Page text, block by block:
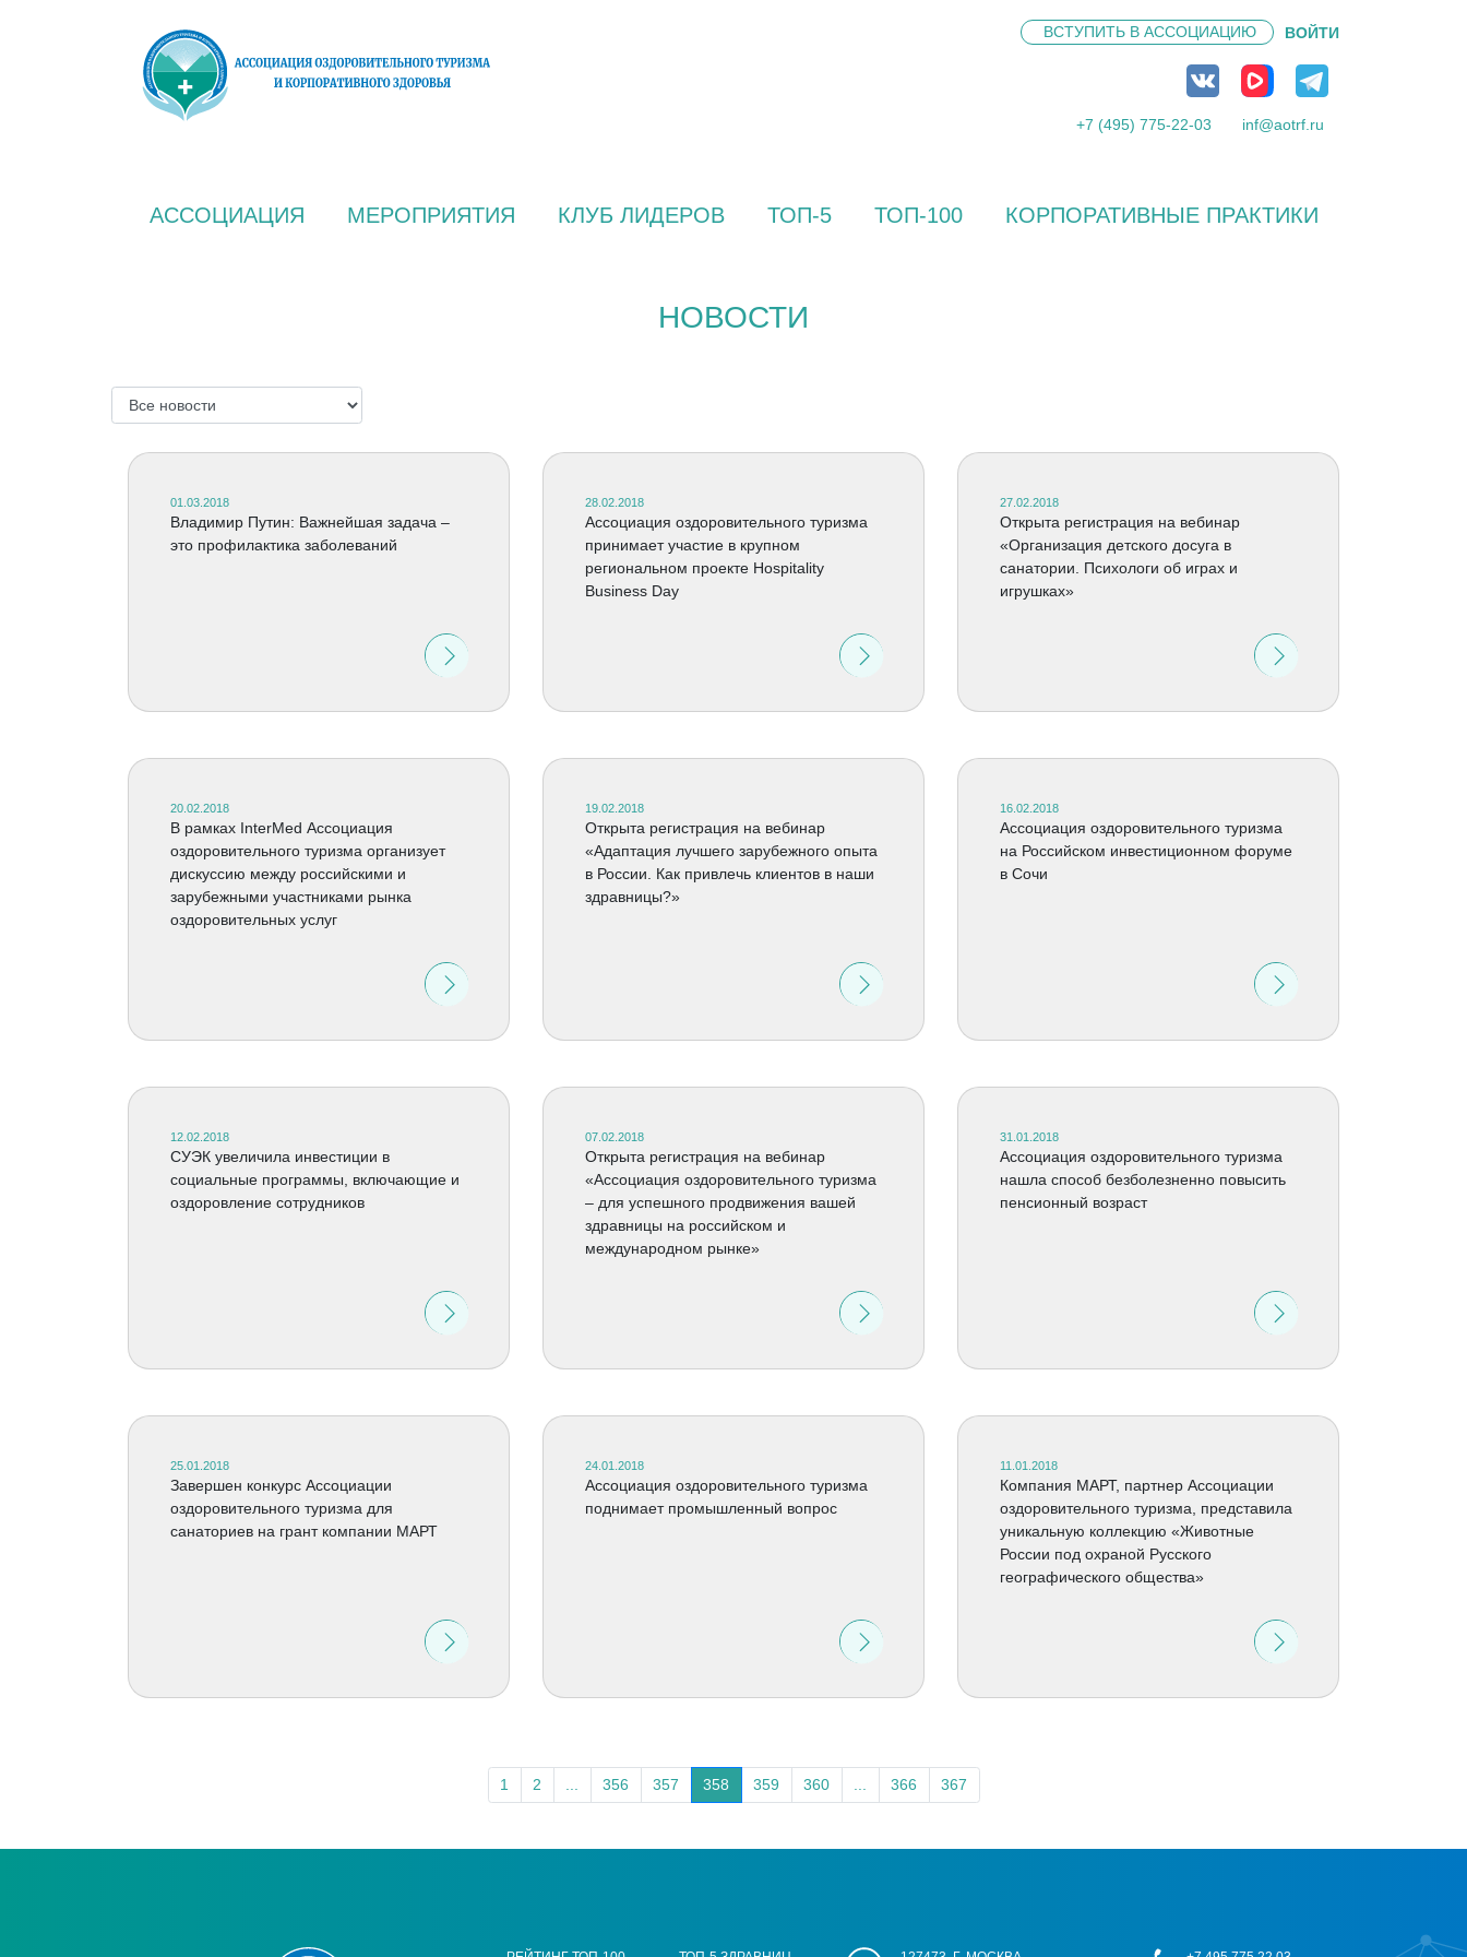
ВСТУПИТЬ В АССОЦИАЦИЮ ВОЙТИ
+7 (495) 775-22-03 inf@aotrf.ru
АССОЦИАЦИЯ МЕРОПРИЯТИЯ КЛУБ ЛИДЕРОВ ТОП-5 ТОП-100 КОРПОРАТИВНЫЕ ПРАКТИКИ
НОВОСТИ
01.03.2018
Владимир Путин: Важнейшая задача –
это профилактика заболеваний
28.02.2018
Ассоциация оздоровительного туризма
принимает участие в крупном
региональном проекте Hospitality
Business Day
27.02.2018
Открыта регистрация на вебинар
«Организация детского досуга в
санатории. Психологи об играх и
игрушках»
20.02.2018
В рамках InterMed Ассоциация
оздоровительного туризма организует
дискуссию между российскими и
зарубежными участниками рынка
оздоровительных услуг
19.02.2018
Открыта регистрация на вебинар
«Адаптация лучшего зарубежного опыта
в России. Как привлечь клиентов в наши
здравницы?»
16.02.2018
Ассоциация оздоровительного туризма
на Российском инвестиционном форуме
в Сочи
12.02.2018
СУЭК увеличила инвестиции в
социальные программы, включающие и
оздоровление сотрудников
07.02.2018
Открыта регистрация на вебинар
«Ассоциация оздоровительного туризма
– для успешного продвижения вашей
здравницы на российском и
международном рынке»
31.01.2018
Ассоциация оздоровительного туризма
нашла способ безболезненно повысить
пенсионный возраст
25.01.2018
Завершен конкурс Ассоциации
оздоровительного туризма для
санаториев на грант компании МАРТ
24.01.2018
Ассоциация оздоровительного туризма
поднимает промышленный вопрос
11.01.2018
Компания МАРТ, партнер Ассоциации
оздоровительного туризма, представила
уникальную коллекцию «Животные
России под охраной Русского
географического общества»
1 2 356 357 358 359 360 366 367